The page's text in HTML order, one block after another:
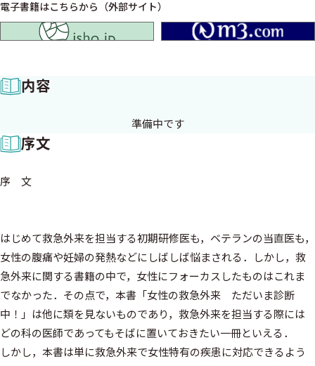
電子書籍はこちらから（外部サイト）
内容
序文
序 文
はじめて救急外来を担当する初期研修医も，ベテランの当直医も，
女性の腹痛や妊婦の発熱などにしばしば悩まされる．しかし，救
急外来に関する書籍の中で，女性にフォーカスしたものはこれま
でなかった．その点で，本書「女性の救急外来 ただいま診断
中！」は他に類を見ないものであり，救急外来を担当する際には
どの科の医師であってもそばに置いておきたい一冊といえる．
しかし，本書は単に救急外来で女性特有の疾患に対応できるよう